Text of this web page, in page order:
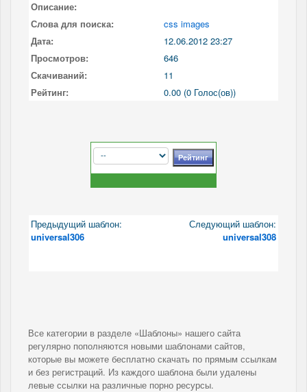
Описание:
Слова для поиска:
css images
Дата:
12.06.2012 23:27
Просмотров:
646
Скачиваний:
11
Рейтинг:
0.00 (0 Голос(ов))
Предыдущий шаблон:
universal306
Следующий шаблон:
universal308
Все категории в разделе «Шаблоны» нашего сайта
регулярно пополняются новыми шаблонами сайтов,
которые вы можете бесплатно скачать по прямым ссылкам
и без регистраций. Из каждого шаблона были удалены
левые ссылки на различные порно ресурсы.